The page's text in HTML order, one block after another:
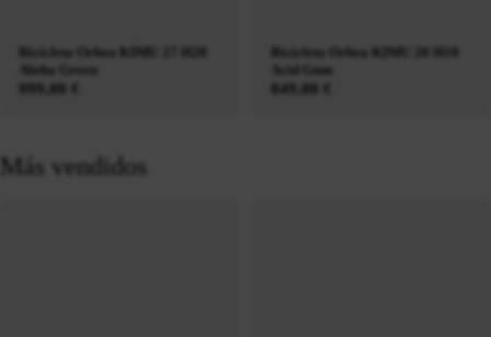
Bicicleta Orbea KIMU 27 H20
Aloha Green
Bicicleta Orbea KIMU 20 H10
Acid Gum
849,00 €
Más vendidos